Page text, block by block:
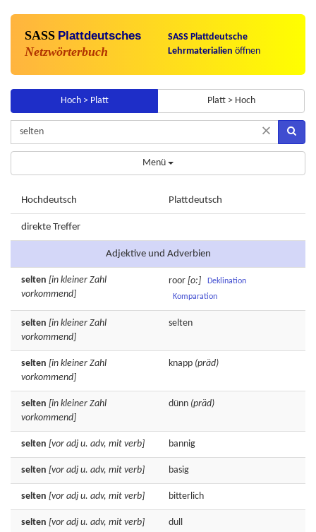
SASS Plattdeutsches
Netzwörterbuch
SASS Plattdeutsche
Lehrmaterialien öffnen
Hoch > Platt Platt > Hoch
×
Menü
Hochdeutsch Plattdeutsch
direkte Treffer
Adjektive und Adverbien
selten [in kleiner Zahl
vorkommend]
roor [o:]
Deklination
Komparation
selten [in kleiner Zahl
vorkommend]
selten
selten [in kleiner Zahl
vorkommend]
knapp (präd)
selten [in kleiner Zahl
vorkommend]
dünn (präd)
selten [vor adj u. adv, mit verb] bannig
selten [vor adj u. adv, mit verb] basig
selten [vor adj u. adv, mit verb] bitterlich
selten [vor adj u. adv, mit verb] dull